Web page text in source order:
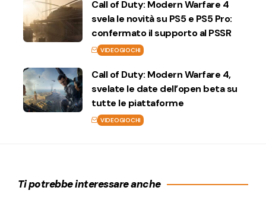
Call of Duty: Modern Warfare 4
svela le novità su PS5 e PS5 Pro:
confermato il supporto al PSSR
VIDEOGIOCHI
Call of Duty: Modern Warfare 4,
svelate le date dell’open beta su
tutte le piattaforme
VIDEOGIOCHI
Ti potrebbe interessare anche